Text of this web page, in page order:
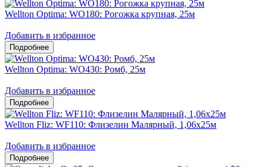
Wellton Optima: WO180: Рогожка крупная, 25м
Добавить в избранное
Wellton Optima: WO430: Ромб, 25м
Добавить в избранное
Wellton Fliz: WF110: Флизелин Малярный, 1,06х25м
Добавить в избранное